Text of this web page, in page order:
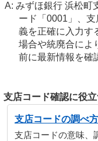
みずほ銀行 浜松町
ード「0001」、
義を正確に入力す
場合や統廃合によ
前に最新情報を確
支店コード確認に役
支店コードの調べ方
支店コードの意味、